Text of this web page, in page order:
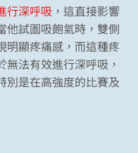
行深呼吸 ，這直接影響
他試圖吸飽氣時，雙側
明顯疼痛感，而這種疼
法有效進行深呼吸，
別是在高強度的比賽及